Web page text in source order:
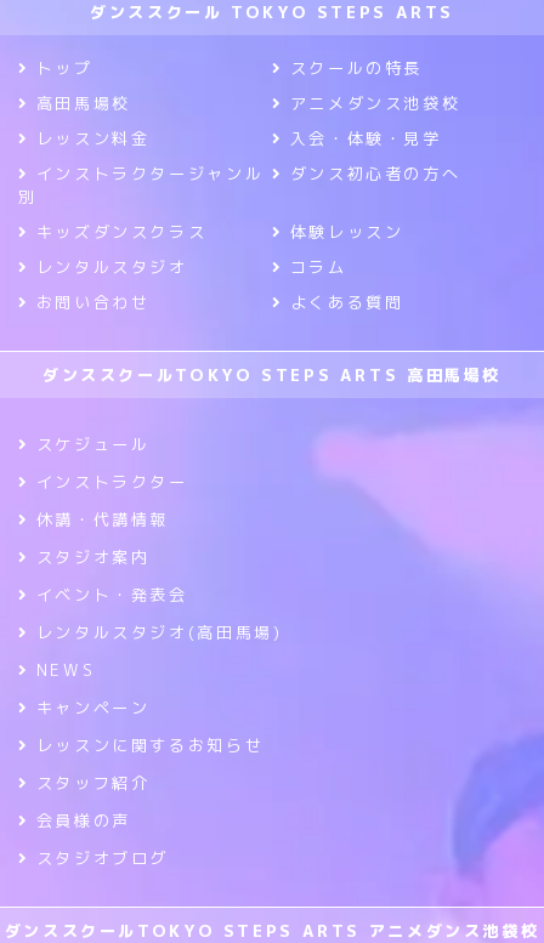
ダンススクール TOKYO STEPS ARTS
トップ
スクールの特長
高田馬場校
アニメダンス池袋校
レッスン料金
入会・体験・見学
インストラクタージャンル
別
ダンス初心者の方へ
キッズダンスクラス
体験レッスン
レンタルスタジオ
コラム
お問い合わせ
よくある質問
ダンススクールTOKYO STEPS ARTS 高田馬場校
スケジュール
インストラクター
休講・代講情報
スタジオ案内
イベント・発表会
レンタルスタジオ(高田馬場)
NEWS
キャンペーン
レッスンに関するお知らせ
スタッフ紹介
会員様の声
スタジオブログ
ダンススクールTOKYO STEPS ARTS アニメダンス池袋校